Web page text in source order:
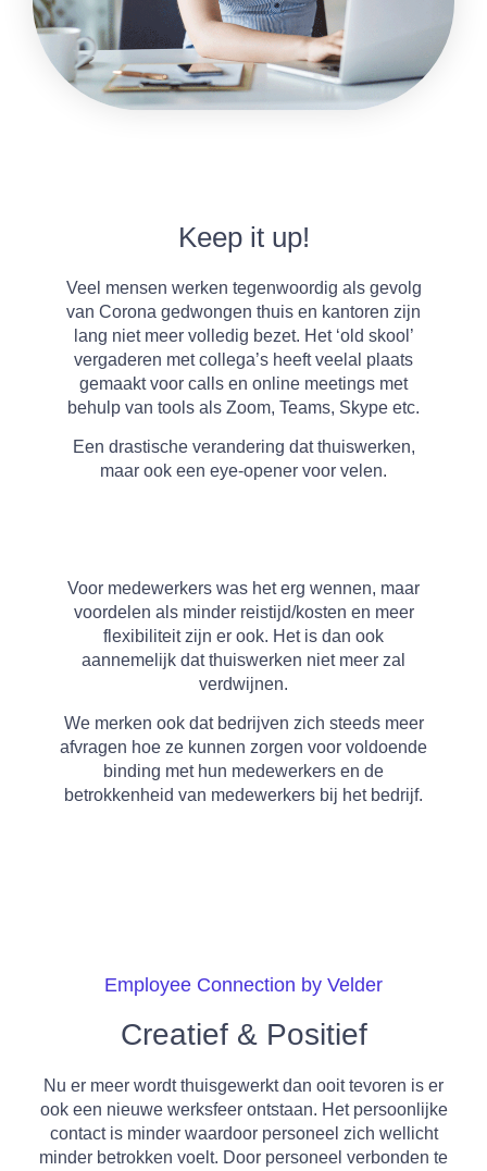
Keep it up!
Veel mensen werken tegenwoordig als gevolg
van Corona gedwongen thuis en kantoren zijn
lang niet meer volledig bezet. Het ‘old skool’
vergaderen met collega’s heeft veelal plaats
gemaakt voor calls en online meetings met
behulp van tools als Zoom, Teams, Skype etc.
Een drastische verandering dat thuiswerken,
maar ook een eye-opener voor velen.
Voor medewerkers was het erg wennen, maar
voordelen als minder reistijd/kosten en meer
flexibiliteit zijn er ook. Het is dan ook
aannemelijk dat thuiswerken niet meer zal
verdwijnen.
We merken ook dat bedrijven zich steeds meer
afvragen hoe ze kunnen zorgen voor voldoende
binding met hun medewerkers en de
betrokkenheid van medewerkers bij het bedrijf.
Employee Connection by Velder
Creatief & Positief
Nu er meer wordt thuisgewerkt dan ooit tevoren is er
ook een nieuwe werksfeer ontstaan. Het persoonlijke
contact is minder waardoor personeel zich wellicht
minder betrokken voelt. Door personeel verbonden te